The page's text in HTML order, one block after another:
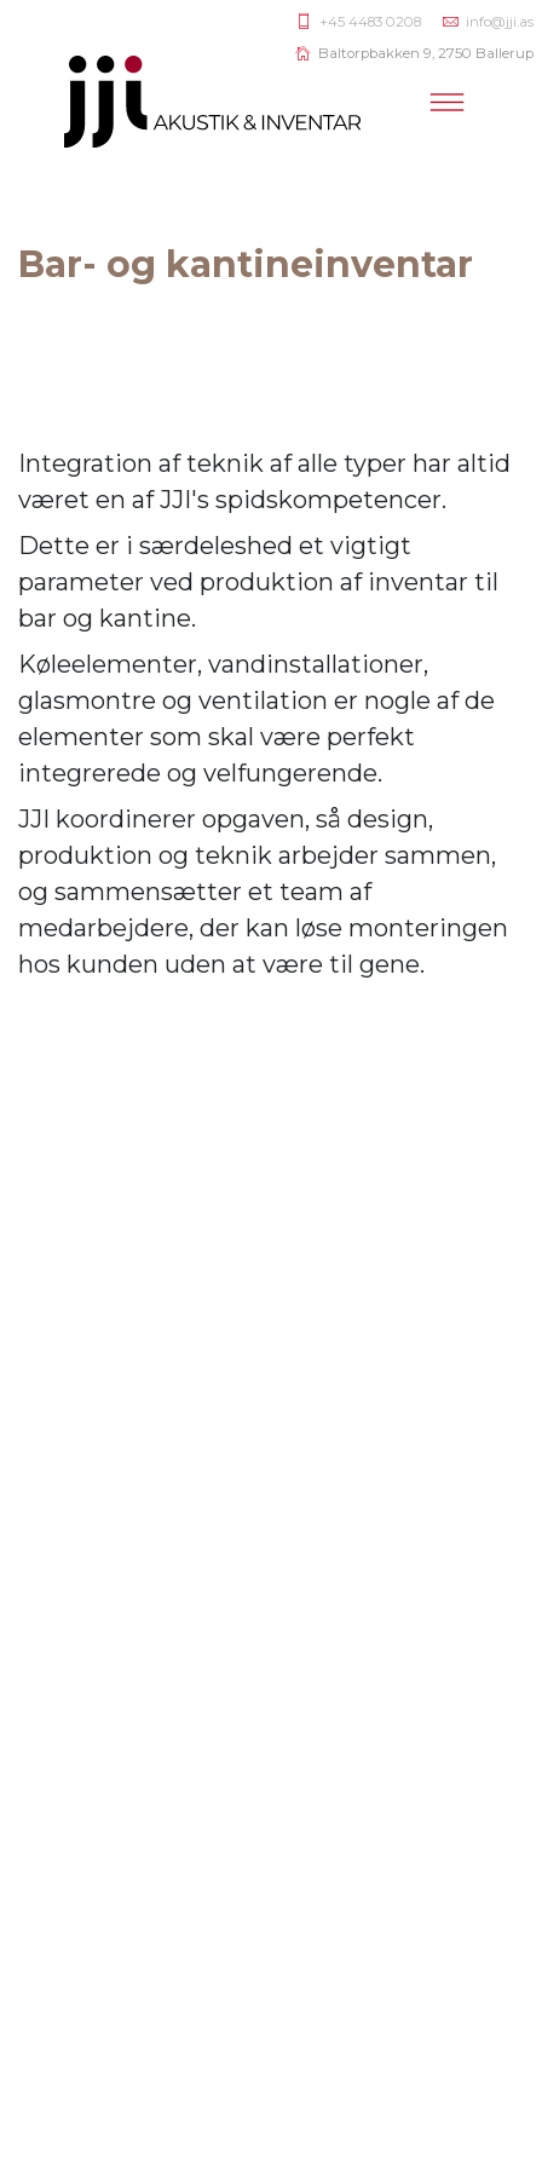
+45 4483 0208
info@jji.as
Baltorpbakken 9, 2750 Ballerup
Bar- og kantineinventar
Integration af teknik af alle typer har altid
været en af JJI's spidskompetencer.
Dette er i særdeleshed et vigtigt
parameter ved produktion af inventar til
bar og kantine.
Køleelementer, vandinstallationer,
glasmontre og ventilation er nogle af de
elementer som skal være perfekt
integrerede og velfungerende.
JJI koordinerer opgaven, så design,
produktion og teknik arbejder sammen,
og sammensætter et team af
medarbejdere, der kan løse monteringen
hos kunden uden at være til gene.